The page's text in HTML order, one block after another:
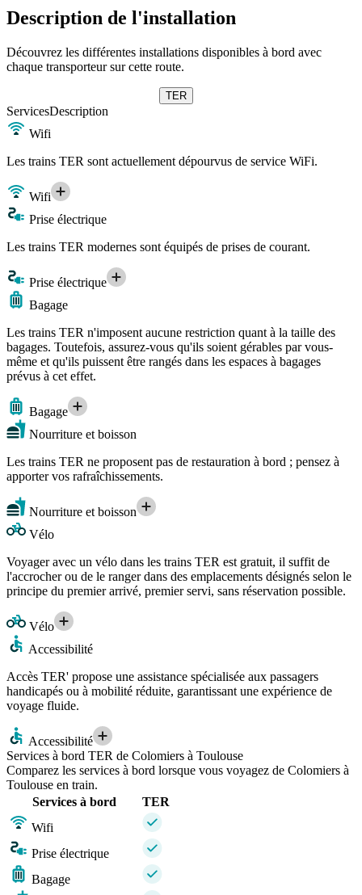
Description de l'installation
Découvrez les différentes installations disponibles à bord avec
chaque transporteur sur cette route.
TER
ServicesDescription
Wifi
Les trains TER sont actuellement dépourvus de service WiFi.
Wifi
Prise électrique
Les trains TER modernes sont équipés de prises de courant.
Prise électrique
Bagage
Les trains TER n'imposent aucune restriction quant à la taille des
bagages. Toutefois, assurez-vous qu'ils soient gérables par vous-
même et qu'ils puissent être rangés dans les espaces à bagages
prévus à cet effet.
Bagage
Nourriture et boisson
Les trains TER ne proposent pas de restauration à bord ; pensez à
apporter vos rafraîchissements.
Nourriture et boisson
Vélo
Voyager avec un vélo dans les trains TER est gratuit, il suffit de
l'accrocher ou de le ranger dans des emplacements désignés selon le
principe du premier arrivé, premier servi, sans réservation possible.
Vélo
Accessibilité
Accès TER' propose une assistance spécialisée aux passagers
handicapés ou à mobilité réduite, garantissant une expérience de
voyage fluide.
Accessibilité
Services à bord TER de Colomiers à Toulouse
Comparez les services à bord lorsque vous voyagez de Colomiers à
Toulouse en train.
Services à bord
TER
Wifi
Prise électrique
Bagage